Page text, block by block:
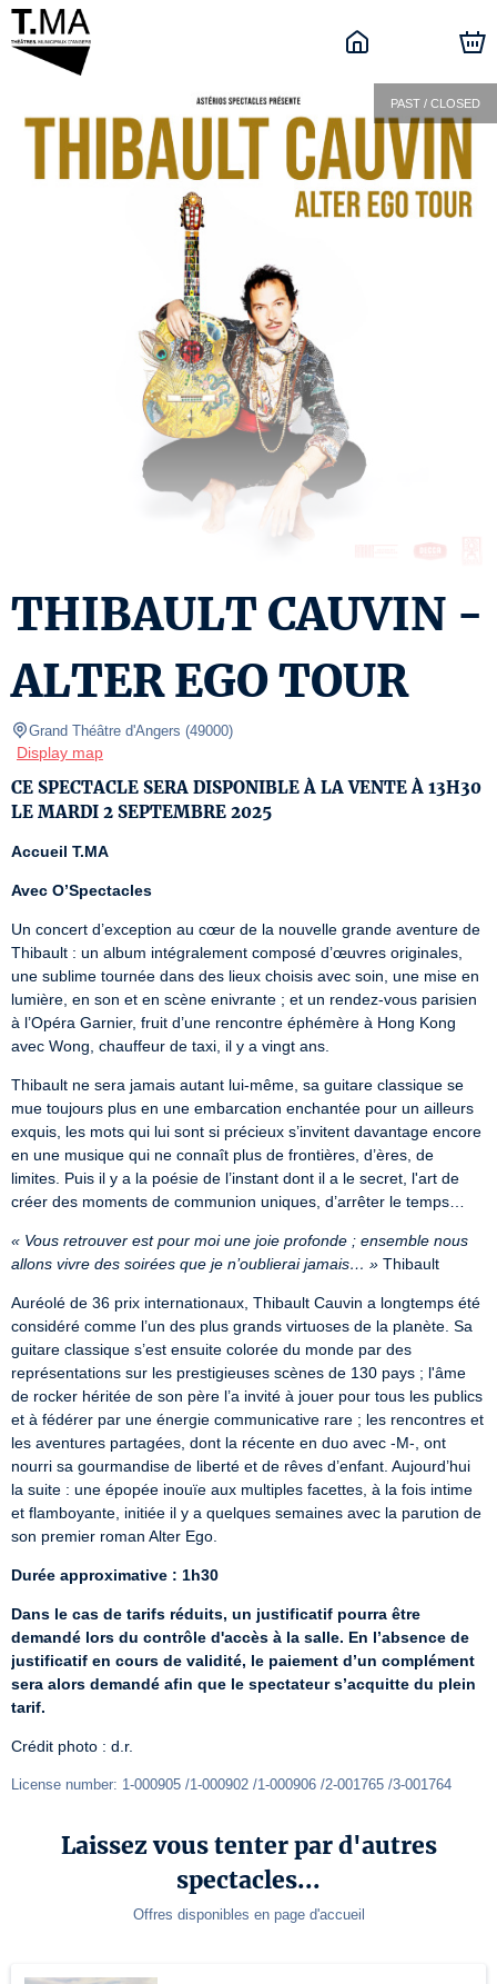
PAST / CLOSED
THIBAULT CAUVIN -
ALTER EGO TOUR
Grand Théâtre d'Angers (49000)
Display map
CE SPECTACLE SERA DISPONIBLE À LA VENTE À 13H30
LE MARDI 2 SEPTEMBRE 2025
Accueil T.MA
Avec O’Spectacles
Un concert d’exception au cœur de la nouvelle grande aventure de
Thibault : un album intégralement composé d’œuvres originales,
une sublime tournée dans des lieux choisis avec soin, une mise en
lumière, en son et en scène enivrante ; et un rendez-vous parisien
à l’Opéra Garnier, fruit d’une rencontre éphémère à Hong Kong
avec Wong, chauffeur de taxi, il y a vingt ans.
Thibault ne sera jamais autant lui-même, sa guitare classique se
mue toujours plus en une embarcation enchantée pour un ailleurs
exquis, les mots qui lui sont si précieux s’invitent davantage encore
en une musique qui ne connaît plus de frontières, d’ères, de
limites. Puis il y a la poésie de l’instant dont il a le secret, l'art de
créer des moments de communion uniques, d’arrêter le temps…
« Vous retrouver est pour moi une joie profonde ; ensemble nous
allons vivre des soirées que je n’oublierai jamais… » Thibault
Auréolé de 36 prix internationaux, Thibault Cauvin a longtemps été
considéré comme l’un des plus grands virtuoses de la planète. Sa
guitare classique s’est ensuite colorée du monde par des
représentations sur les prestigieuses scènes de 130 pays ; l'âme
de rocker héritée de son père l’a invité à jouer pour tous les publics
et à fédérer par une énergie communicative rare ; les rencontres et
les aventures partagées, dont la récente en duo avec -M-, ont
nourri sa gourmandise de liberté et de rêves d’enfant. Aujourd’hui
la suite : une épopée inouïe aux multiples facettes, à la fois intime
et flamboyante, initiée il y a quelques semaines avec la parution de
son premier roman Alter Ego.
Durée approximative : 1h30
Dans le cas de tarifs réduits, un justificatif pourra être
demandé lors du contrôle d'accès à la salle. En l’absence de
justificatif en cours de validité, le paiement d’un complément
sera alors demandé afin que le spectateur s’acquitte du plein
tarif.
Crédit photo : d.r.
License number: 1-000905 /1-000902 /1-000906 /2-001765 /3-001764
Laissez vous tenter par d'autres
spectacles...
Offres disponibles en page d'accueil